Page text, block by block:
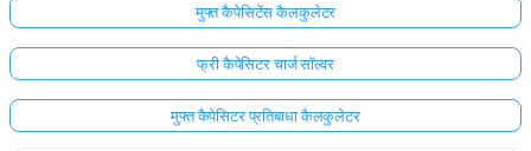
मुफ्त कैपेसिटेंस कैलकुलेटर
फ्री कैपेसिटर चार्ज सॉल्वर
मुफ्त कैपेसिटर प्रतिबाधा कैलकुलेटर